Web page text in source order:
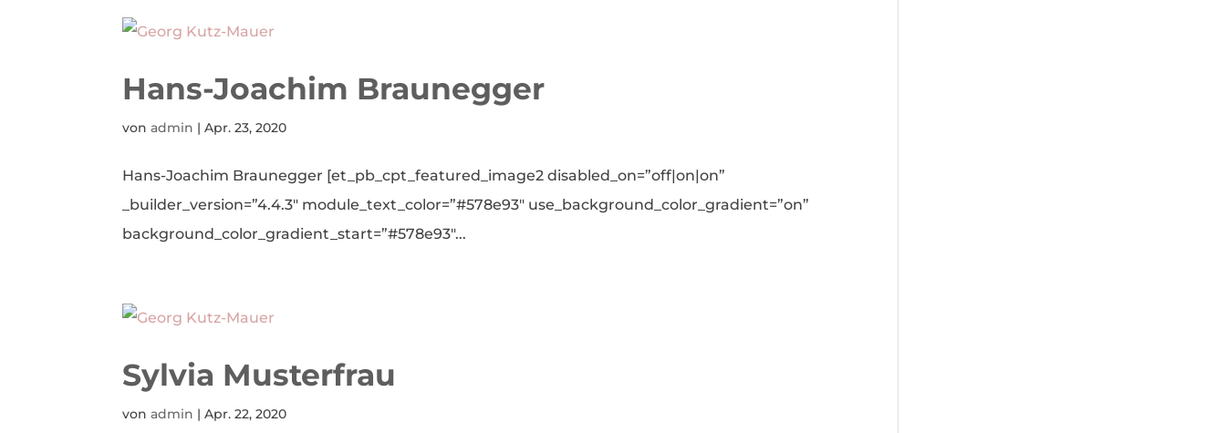
Hans-Joachim Braunegger
vonadmin |Apr. 23, 2020
Hans-Joachim Braunegger [et_pb_cpt_featured_image2 disabled_on=”off|on|on”
_builder_version=”4.4.3″ module_text_color=”#578e93″ use_background_color_gradient=”on”
background_color_gradient_start=”#578e93″...
Sylvia Musterfrau
vonadmin |Apr. 22, 2020